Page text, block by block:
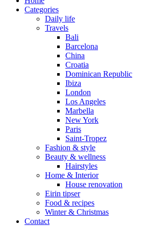
Categories
Daily life
Travels
Bali
Barcelona
China
Croatia
Dominican Republic
Ibiza
London
Los Angeles
Marbella
New York
Paris
Saint-Tropez
Fashion & style
Beauty & wellness
Hairstyles
Home & Interior
House renovation
Eirin tipser
Food & recipes
Winter & Christmas
Contact